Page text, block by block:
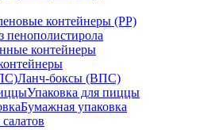
контейнеры (PP)
пенополистирола
контейнеры
Ланч-боксы (ВПС)
Упаковка для пиццы
Бумажная упаковка